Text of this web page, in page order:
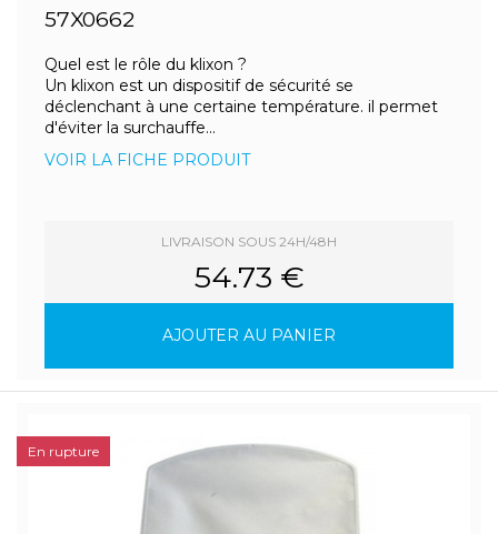
57X0662
Quel est le rôle du klixon ?
Un klixon est un dispositif de sécurité se
déclenchant à une certaine température. il permet
d'éviter la surchauffe...
VOIR LA FICHE PRODUIT
LIVRAISON SOUS 24H/48H
54.73 €
AJOUTER AU PANIER
En rupture